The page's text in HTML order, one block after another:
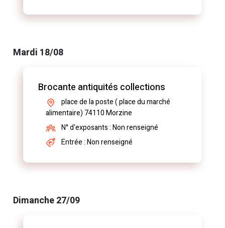
Mardi 18/08
Brocante antiquités collections
place de la poste ( place du marché
alimentaire) 74110 Morzine
N° d'exposants : Non renseigné
Entrée : Non renseigné
Dimanche 27/09